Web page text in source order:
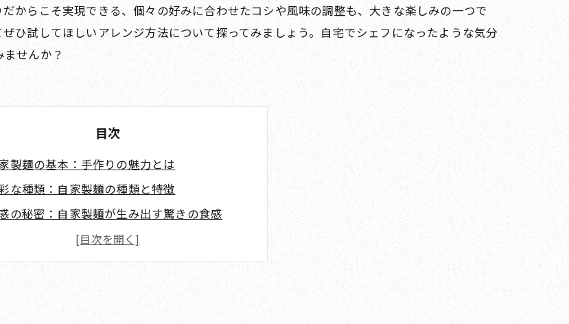
からこそ実現できる、個々の好みに合わせたコシや風味の調整も、大きな楽しみの一つで
ひ試してほしいアレンジ方法について探ってみましょう。自宅でシェフになったような気分
せんか？
目次
製麺の基本：手作りの魅力とは
な種類：自家製麺の種類と特徴
の秘密：自家製麺が生み出す驚きの食感
庭でできる！自家製麺の作り方
バリエーション：自家製麺を活かしたレシピ